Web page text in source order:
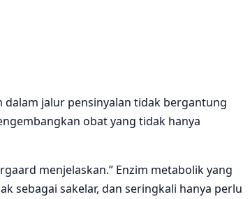
dalam jalur pensinyalan tidak bergantung
obat yang tidak hanya
menjelaskan.” Enzim metabolik yang
sebagai sakelar, dan seringkali hanya perlu